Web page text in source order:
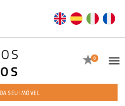
EN ES
Favoritos
0
SEU IMÓVEL